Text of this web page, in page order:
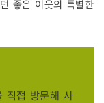
좋은 이웃의 특별한
직접 방문해 사